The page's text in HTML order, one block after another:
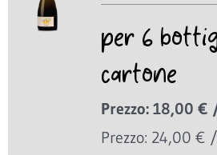
per 6
cartone
Prezzo: 18,00
Prezzo: 24,00 €